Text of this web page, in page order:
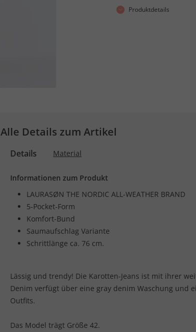
Produktdetails
Alle Details zum Artikel
Details Material
Informationen zum Produkt
LAURASØN THE NORDIC ALL-WEATHER BRAND
5-Pocket-Form
Komfort-Bund
Saumaufschlag Variante
Schrittlänge ca. 76 cm.
Lässig und trendy! Die Karotten-Jeans ist mit ihrer
Denim verfügt über eine gray denim Waschung und
Outfits.
Das Model trägt Größe 42.